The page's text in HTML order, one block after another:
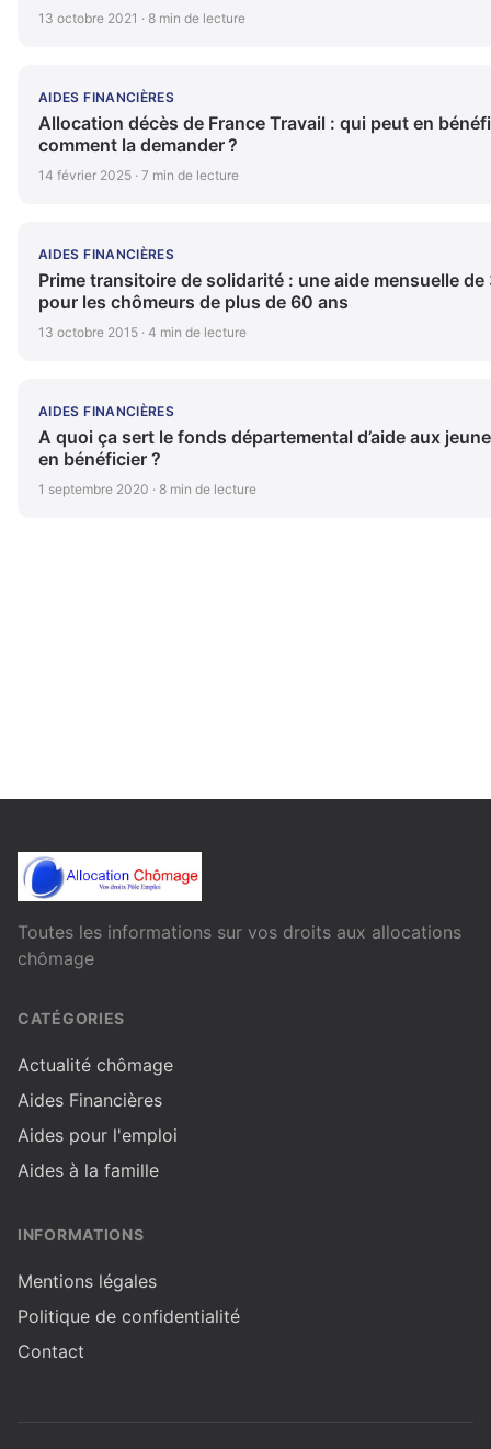
13 octobre 2021 · 8 min de lecture
AIDES FINANCIÈRES
Allocation décès de France Travail : qui peut en
comment la demander ?
14 février 2025 · 7 min de lecture
AIDES FINANCIÈRES
Prime transitoire de solidarité : une aide mensuelle
pour les chômeurs de plus de 60 ans
13 octobre 2015 · 4 min de lecture
AIDES FINANCIÈRES
A quoi ça sert le fonds départemental d’aide aux
en bénéficier ?
1 septembre 2020 · 8 min de lecture
Toutes les informations sur vos droits aux allocations
chômage
CATÉGORIES
Actualité chômage
Aides Financières
Aides pour l'emploi
Aides à la famille
INFORMATIONS
Mentions légales
Politique de confidentialité
Contact